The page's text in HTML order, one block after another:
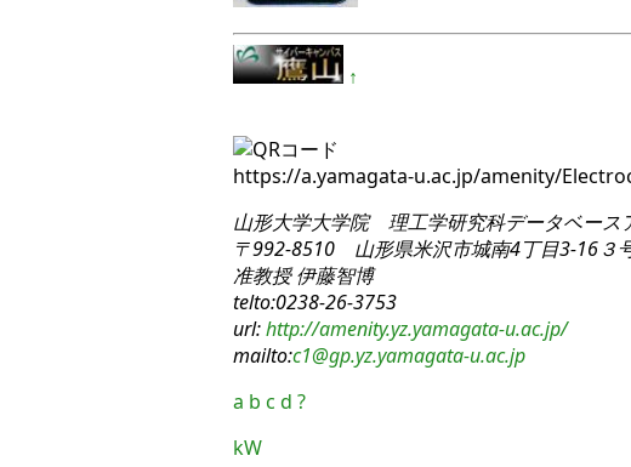
↑
https://a.yamagata-u.ac.jp/amenity/
山形大学大学院 理工学研究科データベース
〒992-8510 山形県米沢市城南4丁目3-16３
准教授 伊藤智博
telto:0238-26-3753
url:http://amenity.yz.yamagata-u.ac.jp/
mailto:c1@gp.yz.yamagata-u.ac.jp
a b c d ?
kW